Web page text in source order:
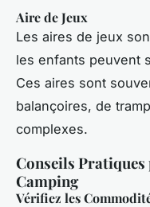
Aire de Jeux
Les aires de jeux
les enfants peuvent
Ces aires sont
balançoires, de
complexes.
Conseils
Camping
Vérifiez les